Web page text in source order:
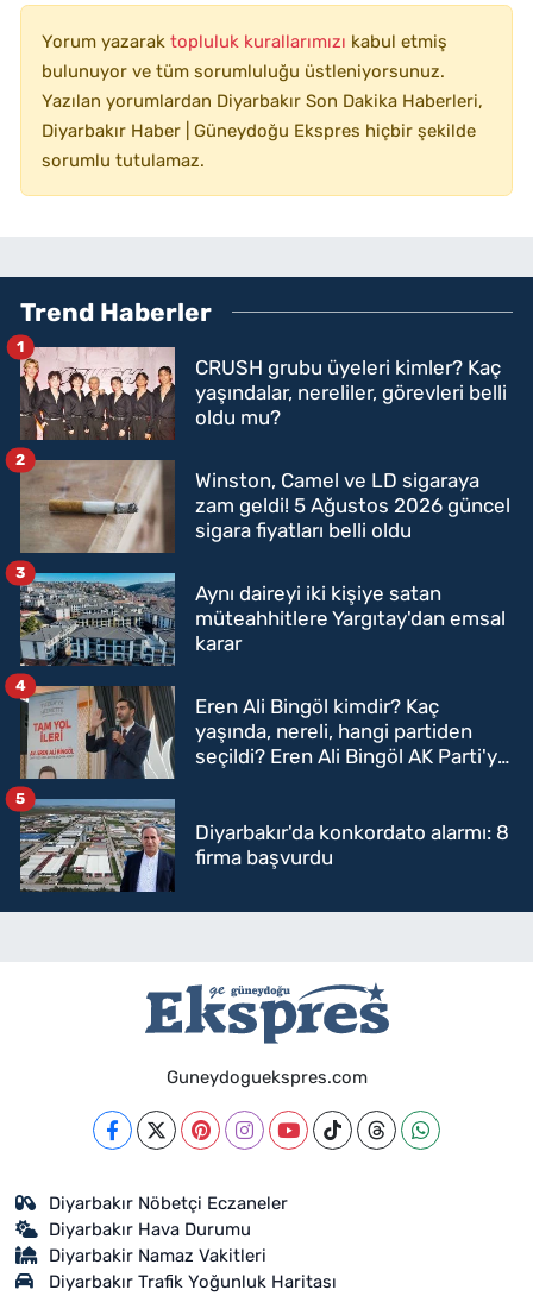
Yorum yazarak topluluk kurallarımızı kabul etmiş
bulunuyor ve tüm sorumluluğu üstleniyorsunuz.
Yazılan yorumlardan Diyarbakır Son Dakika Haberleri,
Diyarbakır Haber | Güneydoğu Ekspres hiçbir şekilde
sorumlu tutulamaz.
Trend Haberler
CRUSH grubu üyeleri kimler? Kaç
yaşındalar, nereliler, görevleri belli
oldu mu?
1
Winston, Camel ve LD sigaraya
zam geldi! 5 Ağustos 2026 güncel
sigara fiyatları belli oldu
2
Aynı daireyi iki kişiye satan
müteahhitlere Yargıtay'dan emsal
karar
3
Eren Ali Bingöl kimdir? Kaç
yaşında, nereli, hangi partiden
seçildi? Eren Ali Bingöl AK Parti'ye
4
Diyarbakır'da konkordato alarmı: 8
firma başvurdu
5
Guneydoguekspres.com
Diyarbakır Nöbetçi Eczaneler
Diyarbakır Hava Durumu
Diyarbakir Namaz Vakitleri
Diyarbakır Trafik Yoğunluk Haritası